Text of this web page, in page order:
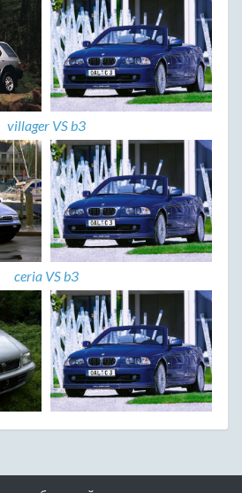
villager VS b3
ceria VS b3